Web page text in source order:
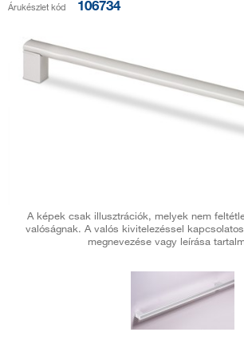
Árukészlet kód 106734
A képek csak illusztrációk, melyek nem
valóságnak. A valós kivitelezéssel
megnevezése vagy leírása